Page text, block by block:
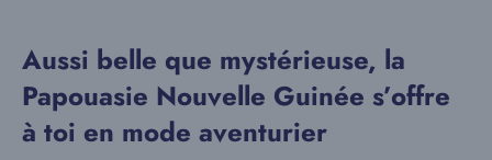
Aussi belle que mystérieuse, la
Papouasie Nouvelle Guinée s’offre
à toi en mode aventurier